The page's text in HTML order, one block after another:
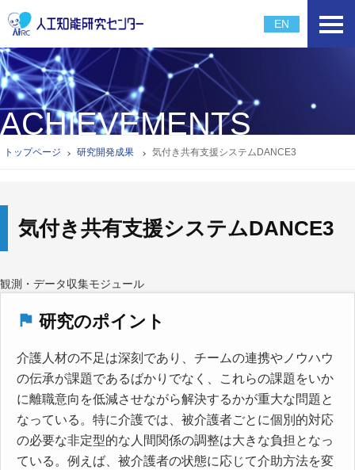
EN
ACHIEVEMENTS
トップページ 研究開発成果 気付き共有支援システムDANCE3​
気付き共有支援システムDANCE3
観測・データ収集モジュール
研究のポイント
介護人材の不足は深刻であり、チームの連携やノウハウ
の伝承が課題であるばかりでなく、これらの課題をいか
に離職意向を低減させながら解決するかが重大な問題と
なっている。特に介護では、被介護者ごとに個別的対応
の必要な非定型的な人間関係の調整は大きな負担となっ
ている。例えば、被介護者の状態に応じて介助方法を変